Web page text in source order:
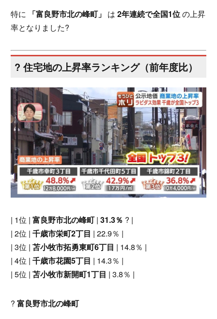
特に
「富良野市北の峰町」 は2年連続で全国1位の上昇
率となりました?
? 住宅地の上昇率ランキング（前年度比）
| 1位 |富良野市北の峰町|31.3％ ? |
| 2位 |千歳市栄町2丁目 | 22.9％ |
| 3位 |苫小牧市拓勇東町6丁目 | 14.8％ |
| 4位 |千歳市花園5丁目 | 14.3％ |
| 5位 |苫小牧市新開町1丁目 | 3.8％ |
?富良野市北の峰町